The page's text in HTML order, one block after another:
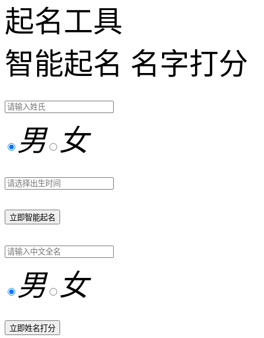
起名工具
智能起名 名字打分
男 女
立即智能起名
男 女
立即姓名打分